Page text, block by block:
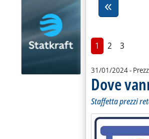
1 2 3
31/01/2024-
Dove
Staffetta prezzi